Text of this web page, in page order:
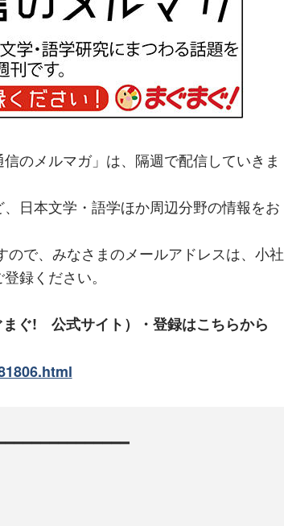
のメルマガ」は、隔週で配信していきま
日本文学・語学ほか周辺分野の情報をお
ので、みなさまのメールアドレスは、小社
録ください。
ぐ! 公式サイト）・登録はこちらから